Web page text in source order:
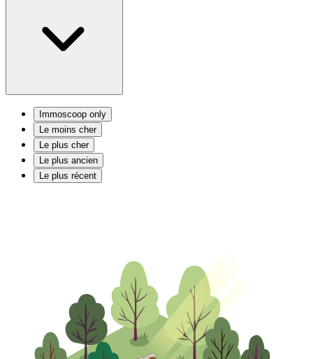
Immoscoop only
Le moins cher
Le plus cher
Le plus ancien
Le plus récent